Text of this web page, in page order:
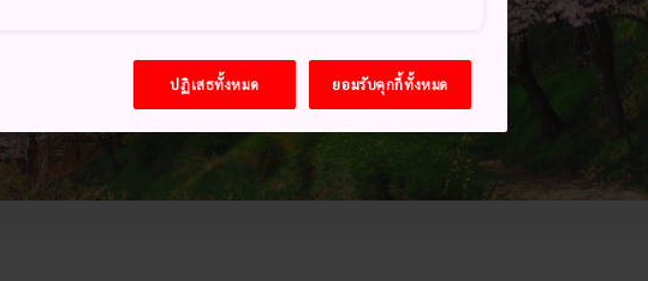
ปฏิเสธทั้งหมด ยอมรับคุกกี้ทั้งหมด